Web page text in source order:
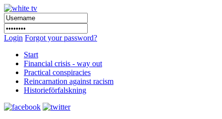
Login Forgot your password?
Start
Financial crisis - way out
Practical conspiracies
Reincarnation against racism
Historieförfalskning